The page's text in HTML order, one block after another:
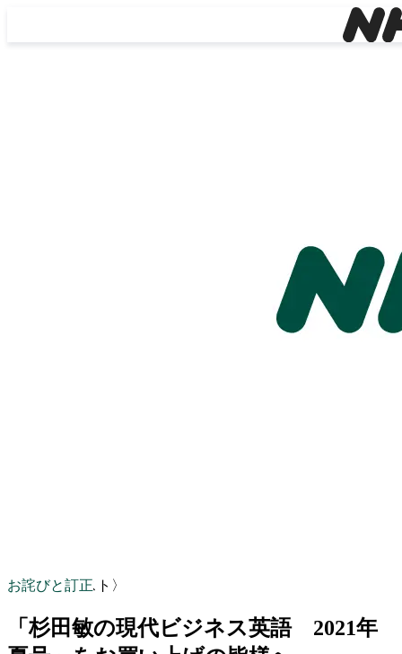
お詫びと訂正
〈NHKテキスト〉
「杉田敏の現代ビジネス英語 2021年